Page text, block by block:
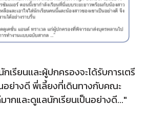
เรียนเเละผู้ปกครองจะได้รับการเตรี
อย่างดี พี่เลี้ยงที่เดินทางกับคณะ
ากและดูแลนักเรียนเป็นอย่างดี..."